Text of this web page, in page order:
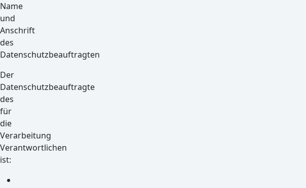
Name
und
Anschrift
des
Datenschutzbeauftragten
Der
Datenschutzbeauftragte
des
für
die
Verarbeitung
Verantwortlichen
ist: